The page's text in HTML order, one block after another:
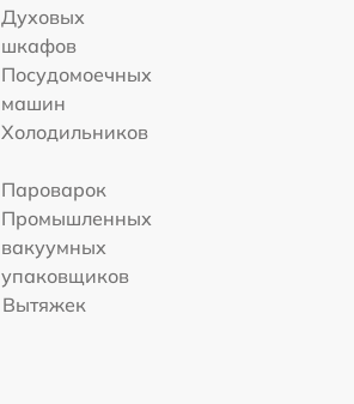
Духовых
шкафов
Посудомоечных
машин
Холодильников
Пароварок
Промышленных
вакуумных
упаковщиков
Вытяжек